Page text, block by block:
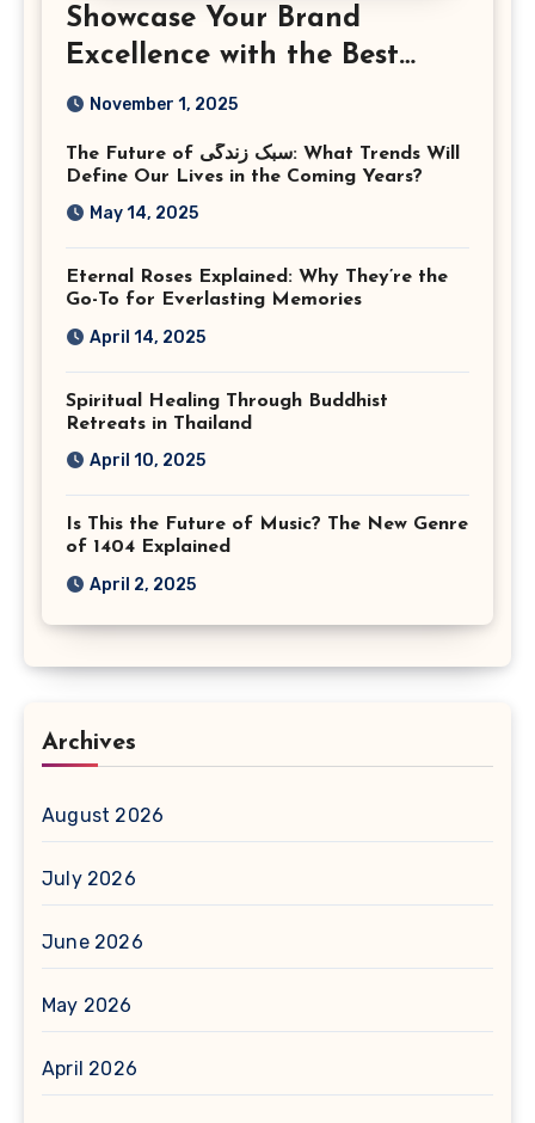
Showcase Your Brand
Excellence with the Best
Corporate Event
Virginia
November 1, 2025
The Future of سبک زندگی: What Trends Will
Define Our Lives in the Coming Years?
May 14, 2025
Eternal Roses Explained: Why They’re the
Go-To for Everlasting Memories
April 14, 2025
Spiritual Healing Through Buddhist
Retreats in Thailand
April 10, 2025
Is This the Future of Music? The New Genre
of 1404 Explained
April 2, 2025
Archives
August 2026
July 2026
June 2026
May 2026
April 2026